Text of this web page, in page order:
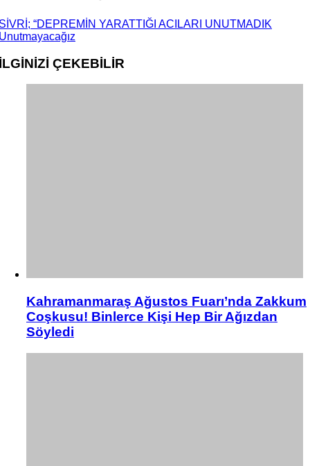
“DEPREMİN YARATTIĞI ACILARI UNUTMADIK
ÇEKEBİLİR
Kahramanmaraş Ağustos Fuarı’nda Zakkum
Coşkusu! Binlerce Kişi Hep Bir Ağızdan
Söyledi